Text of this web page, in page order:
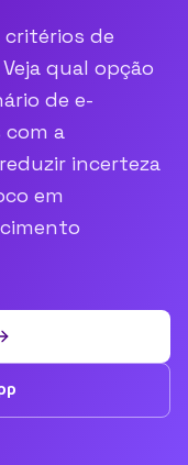
critérios de
qual opção
de e-
com a
incerteza
em